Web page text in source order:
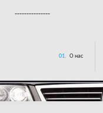
---------------
01. О нас